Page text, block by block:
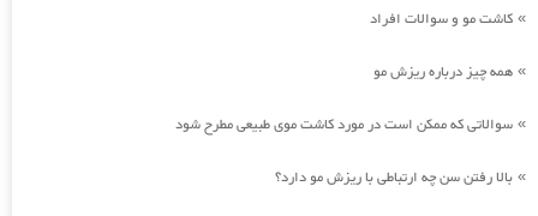
» کاشت مو و سوالات افراد
» همه چیز درباره ریزش مو
» سوالاتی که ممکن است در مورد کاشت موی طبیعی مطرح شود
» بالا رفتن سن چه ارتباطی با ریزش مو دارد؟